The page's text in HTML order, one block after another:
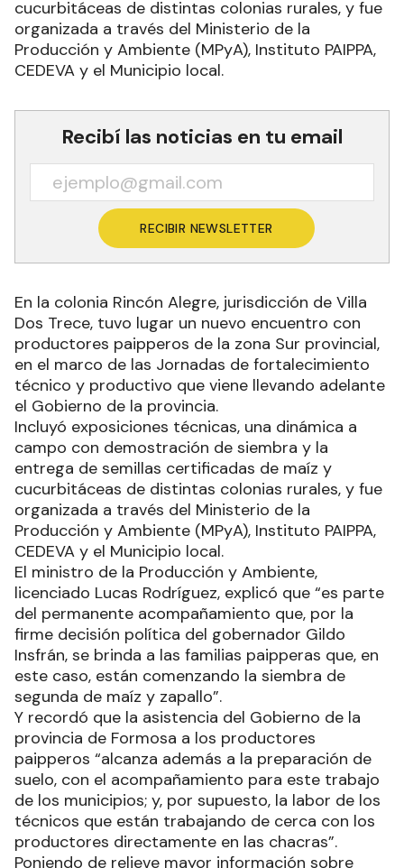
cucurbitáceas de distintas colonias rurales, y fue
organizada a través del Ministerio de la
Producción y Ambiente (MPyA), Instituto PAIPPA,
CEDEVA y el Municipio local.
Recibí las noticias en tu email
RECIBIR NEWSLETTER
En la colonia Rincón Alegre, jurisdicción de Villa
Dos Trece, tuvo lugar un nuevo encuentro con
productores paipperos de la zona Sur provincial,
en el marco de las Jornadas de fortalecimiento
técnico y productivo que viene llevando adelante
el Gobierno de la provincia.
Incluyó exposiciones técnicas, una dinámica a
campo con demostración de siembra y la
entrega de semillas certificadas de maíz y
cucurbitáceas de distintas colonias rurales, y fue
organizada a través del Ministerio de la
Producción y Ambiente (MPyA), Instituto PAIPPA,
CEDEVA y el Municipio local.
El ministro de la Producción y Ambiente,
licenciado Lucas Rodríguez, explicó que “es parte
del permanente acompañamiento que, por la
firme decisión política del gobernador Gildo
Insfrán, se brinda a las familias paipperas que, en
este caso, están comenzando la siembra de
segunda de maíz y zapallo”.
Y recordó que la asistencia del Gobierno de la
provincia de Formosa a los productores
paipperos “alcanza además a la preparación de
suelo, con el acompañamiento para este trabajo
de los municipios; y, por supuesto, la labor de los
técnicos que están trabajando de cerca con los
productores directamente en las chacras”.
Poniendo de relieve mayor información sobre